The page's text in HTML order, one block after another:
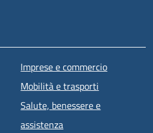
Imprese e commercio
Mobilità e trasporti
Salute, benessere e
assistenza